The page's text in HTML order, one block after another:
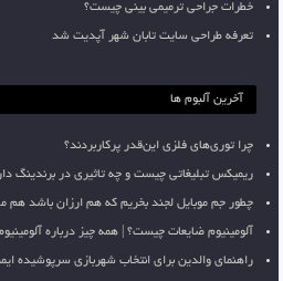
خطرات جراحی ترمیمی بینی چیست؟
تعرفه طراحی سایت تابان شهر آپدیت شد
آخرین آلبوم ها
چرا توری‌های فلزی این‌قدر پرکاربردند؟
ریمیکس تبلیغاتی چیست و چه تاثیری در برندینگ
چطور جم موبایل لجند بخریم که هم ارزان باشد هم
آلومینیوم ضایعات چیست؟ | همه چیز درباره
راهنمای والدین برای انتخاب شهربازی سرپوشیده